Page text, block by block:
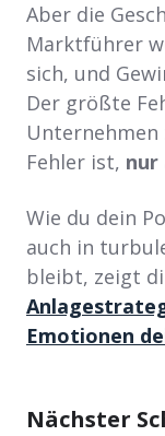
Aber die
Marktführer
sich, und
Der größte
Fehler ist, nur
Wie du dein
auch in
bleibt, zeigt
Emotionen
Nächster